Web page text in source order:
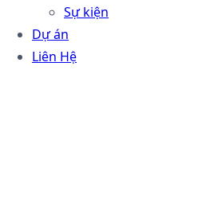
Sự kiện
Dự án
Liên Hệ